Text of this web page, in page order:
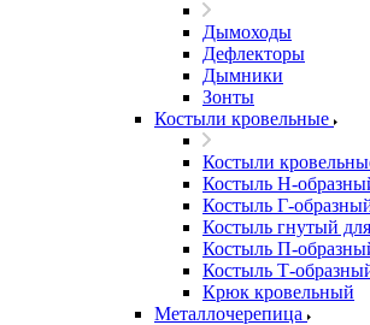
Дымоходы
Дефлекторы
Дымники
Зонты
Костыли кровельные
Костыли
Костыль H-
Костыль Г-
Костыль гнутый
Костыль П-
Костыль Т-
Крюк кровельный
Металлочерепица